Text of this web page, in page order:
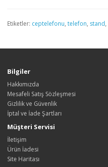
Etiketler: ceptelefonu, telefon, stand,
Bilgiler
Hakkımızda
Mesafeli Satış Sözleşmesi
Gizlilik ve Güvenlik
İptal ve İade Şartları
Müşteri Servisi
İletişim
Ürün İadesi
Site Haritası